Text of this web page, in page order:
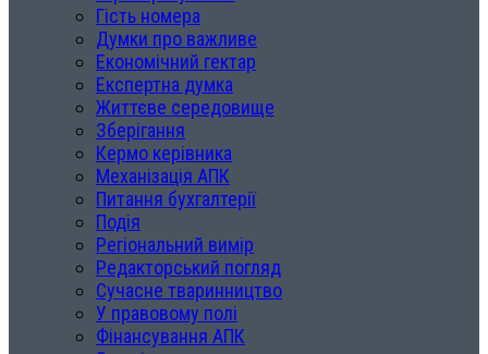
Гість номера
Думки про важливе
Економічний гектар
Експертна думка
Життєве середовище
Зберігання
Кермо керівника
Механізація АПК
Питання бухгалтерії
Подія
Регіональний вимір
Редакторський погляд
Сучасне тваринництво
У правовому полі
Фінансування АПК